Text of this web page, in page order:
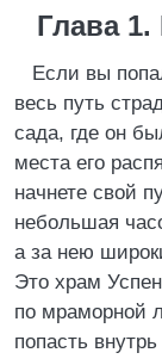
Глава
Если вы
весь путь
сада, где он
места его
начнете свой
небольшая
а за нею
Это храм
по мраморной
попасть